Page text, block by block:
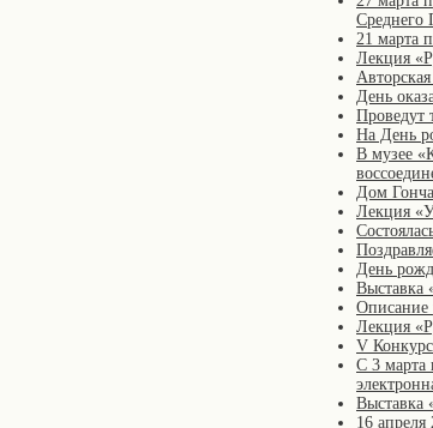
Среднего
21 марта
Лекция
День
Проведут
На День
В музее
Дом
Лекция
День
Выставка
Описание
Лекция
V
С 3 марта
Выставка
16